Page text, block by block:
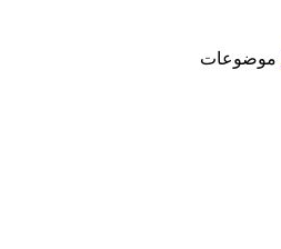
موضوعات